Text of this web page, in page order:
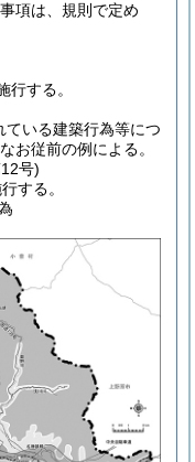
項は、規則で定め
行する。
いる建築行為等につ
お従前の例による。
号)
する。